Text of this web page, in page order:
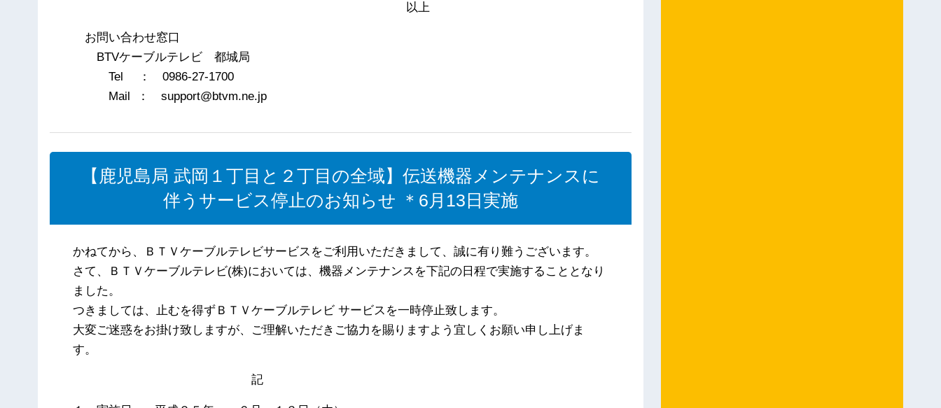
以上
お問い合わせ窓口
BTVケーブルテレビ 都城局
Tel ： 0986-27-1700
Mail ： support@btvm.ne.jp
【鹿児島局 武岡１丁目と２丁目の全域】伝送機器メンテナンスに
伴うサービス停止のお知らせ ＊6月13日実施
かねてから、ＢＴＶケーブルテレビサービスをご利用いただきまして、誠に有り難うございます。
さて、ＢＴＶケーブルテレビ(株)においては、機器メンテナンスを下記の日程で実施することとなり
ました。
つきましては、止むを得ずＢＴＶケーブルテレビ サービスを一時停止致します。
大変ご迷惑をお掛け致しますが、ご理解いただきご協力を賜りますよう宜しくお願い申し上げま
す。
記